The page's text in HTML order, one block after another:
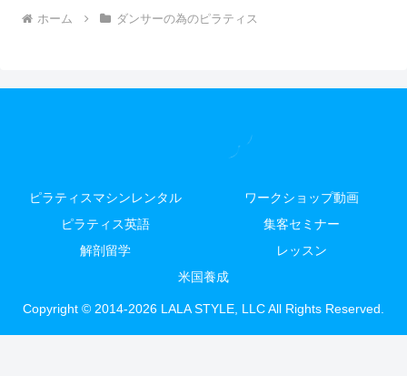
ホーム ダンサーの為のピラティス
ピラティスマシンレンタル
ワークショップ動画
ピラティス英語
集客セミナー
解剖留学
レッスン
米国養成
Copyright © 2014-2026 LALA STYLE, LLC All Rights Reserved.